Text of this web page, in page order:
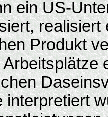
ein US-
Produkt
interpretiert